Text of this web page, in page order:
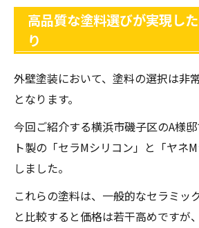
高品質な塗料選びが実現し
り
外壁塗装において、塗料の選択は非
となります。
今回ご紹介する横浜市磯子区のA様
ト製の「セラMシリコン」と「ヤネ
しました。
これらの塗料は、一般的なセラミッ
と比較すると価格は若干高めですが